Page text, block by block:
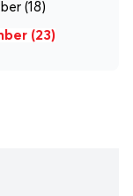
(18)
(23)